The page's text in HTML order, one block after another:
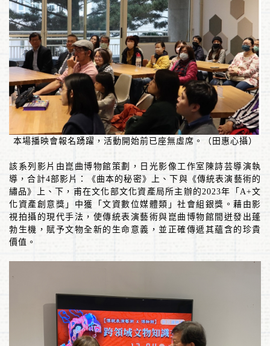
本場播映會報名踴躍，活動開始前已座無虛席。（田惠心攝）
該系列影片由崑曲博物館策劃，日光影像工作室陳詩芸導演執
導，合計4部影片：《曲本的秘密》上、下與《傳統表演藝術的
繡品》上、下，甫在文化部文化資產局所主辦的 2023年「 A+文
化資產創意獎」中獲「文資數位媒體類」社會組銀獎。藉由影
視拍攝的現代手法，使傳統表演藝術與崑曲博物館間迸發出蓬
勃生機，賦予文物全新的生命意義，並正確傳遞其蘊含的珍貴
價值。